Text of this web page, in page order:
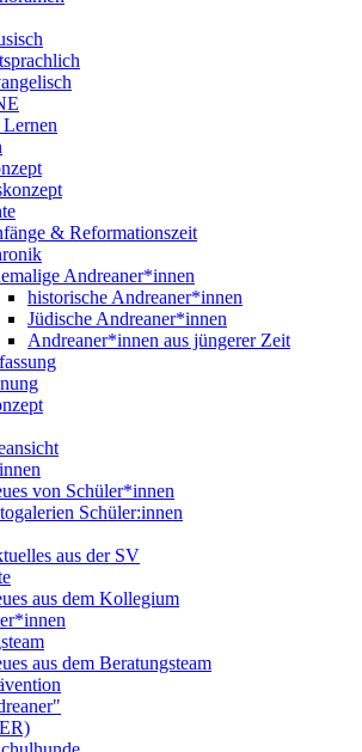
& Reformationszeit
Andreaner*innen
historische Andreaner*innen
Jüdische Andreaner*innen
Andreaner*innen aus jüngerer Zeit
von Schüler*innen
Schüler:innen
aus der SV
aus dem Kollegium
aus dem Beratungsteam